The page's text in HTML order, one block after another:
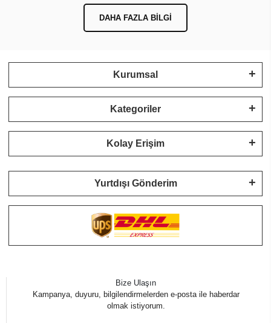
DAHA FAZLA BILGI
Kurumsal
Kategoriler
Kolay Erişim
Yurtdışı Gönderim
Bize Ulaşın
Kampanya, duyuru, bilgilendirmelerden e-posta ile haberdar
olmak istiyorum.